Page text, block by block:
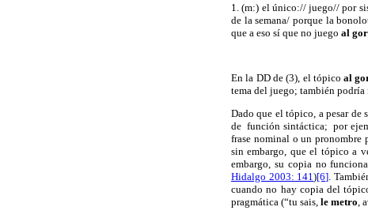
1. (m:) el único:// juego// por
de la semana/ porque la
que a eso sí que no juego al
En la DD de (3), el tópicoal
tema del juego; también podría
Dado que el tópico, a pesar de
de función sintáctica; por
frase nominal o un
sin embargo, que el tópico a
embargo, su copia no
Hidalgo 2003: 141)[6].
cuando no hay copia del
pragmática (“tu sais, le metro,